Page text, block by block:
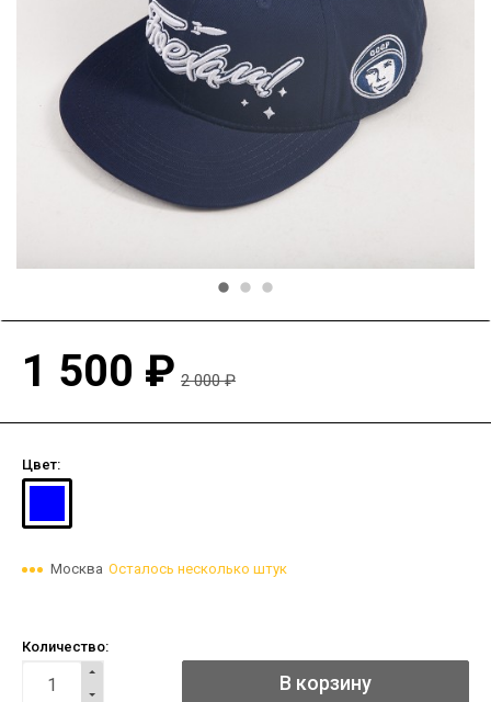
1 500 ₽ 2 000 ₽
Цвет:
Москва Осталось несколько штук
Количество: